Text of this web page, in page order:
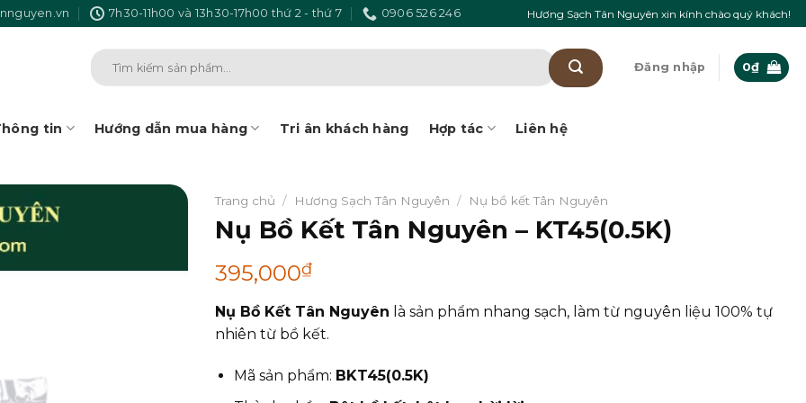
7h30-11h00 và 13h30-17h00 thứ 2 - thứ 7 0906 526 246 Hương Sạch Tân Nguyên xin kính chào quý khách!
Đăng nhập 0₫
tin Hướng dẫn mua hàng Tri ân khách hàng Hợp tác Liên hệ
Trang chủ / Hương Sạch Tân Nguyên / Nụ bồ kết Tân Nguyên
Nụ Bồ Kết Tân Nguyên – KT45(0.5K)
395,000₫
Nụ Bồ Kết Tân Nguyên là sản phẩm nhang sạch, làm từ nguyên liệu 100% tự
nhiên từ bồ kết.
Mã sản phẩm: BKT45(0.5K)